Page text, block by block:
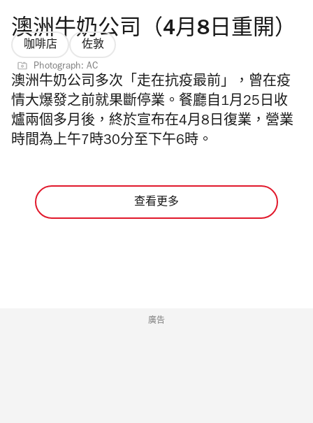
澳洲牛奶公司（4月8日重開）
咖啡店 佐敦
Photograph: AC
澳洲牛奶公司多次「走在抗疫最前」，曾在疫
情大爆發之前就果斷停業。餐廳自1月25日收
爐兩個多月後，終於宣布在4月8日復業，營業
時間為上午7時30分至下午6時。
查看更多
廣告